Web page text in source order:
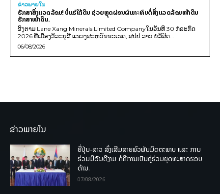
ຂ່າວພາຍ​ໃນ
ຮັກສາສິ່ງແວດລ້ອມ! ບໍ່ແຮ່ໃຕ້ດິນ ຊ່ວຍຫຼຸດຜ່ອນຜົນກະທົບຕໍ່ສິ່ງແວດລ້ອມໜ້າດິນ
ຮັກສາໜ້າດິນ.
ອີງຕາມ Lane Xang Minerals Limited Companyໃນວັນທີ 30 ກໍລະກົດ
2026 ທີ່ເມືອງວິລະບູລີ ແຂວງສະຫວັນນະເຂດ, ສປປ ລາວ ບໍລິສັດ...
06/08/2026
ຂ່າວພາຍໃນ
ຍີ່ປຸ່ນ-ລາວ ສົ່ງເສີມສາຍພົວພັນມິດຕະພາບ ແລະ ການ
ຮ່ວມມືອັນດີງາມ ກໍຄືການເປັນຄູ່ຮ່ວມຍຸດທະສາດຮອບ
ດ້ານ.
07/08/2026